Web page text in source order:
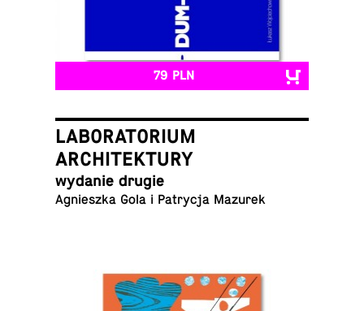
79 PLN
LABORATORIUM
ARCHITEKTURY
wydanie drugie
Ag­nieszka Gola i Pa­trycja Mazurek